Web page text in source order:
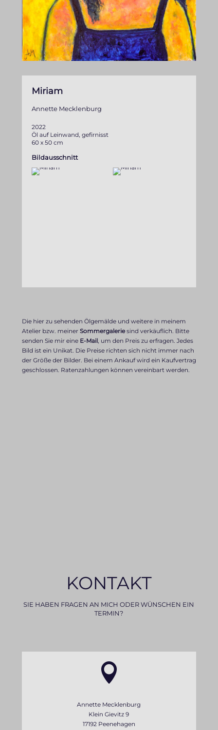
Miriam
Annette Mecklenburg
2022
Öl auf Leinwand, gefirnisst
60 x 50 cm
Bildausschnitt
Die hier zu sehenden Ölgemälde und weitere in meinem
Atelier bzw. meiner Sommergaleriesind verkäuflich. Bitte
senden Sie mir eine E-Mail, um den Preis zu erfragen. Jedes
Bild ist ein Unikat. Die Preise richten sich nicht immer nach
der Größe der Bilder. Bei einem Ankauf wird ein Kaufvertrag
geschlossen. Ratenzahlungen können vereinbart werden.
KONTAKT
SIE HABEN FRAGEN AN MICH ODER WÜNSCHEN EIN
TERMIN?

Annette Mecklenburg
Klein Gievitz 9
17192 Peenehagen